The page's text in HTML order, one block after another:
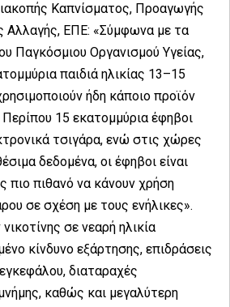
Καπνίσματος, Προαγωγής
Αλλαγής, ΕΠΕ: «Σύμφωνα με τα
Παγκόσμιου Οργανισμού Υγείας,
παιδιά ηλικίας 13–15
ήδη κάποιο προϊόν
Περίπου 15 εκατομμύρια έφηβοι
τσιγάρα, ενώ στις χώρες
δεδομένα, οι έφηβοι είναι
πιο πιθανό να κάνουν χρήση
σε σχέση με τους ενήλικες».
σε νεαρή ηλικία
κίνδυνο εξάρτησης, επιδράσεις
διαταραχές
καθώς και μεγαλύτερη